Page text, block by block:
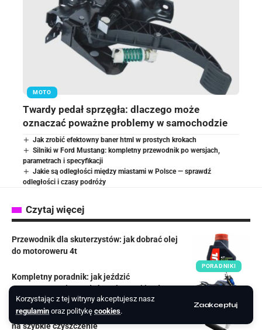
Korzystając z tej witryny akceptujesz nasz
regulamin oraz politykę cookies.
Zaakceptuj
MOTO
Twardy pedał sprzęgła: dlaczego może
oznaczać poważne problemy w samochodzie
Jak zrobić efektowny baner html w prostych krokach
Silniki w Ford Mustang: kompletny przewodnik po wersjach,
parametrach i specyfikacji
Jakie są odległości między miastami w Polsce — sprawdź
odległości i czasy podróży
Czytaj więcej
PORADNIKI
Przewodnik dla skuterzystów: jak dobrać olej
do motoroweru 4t
PORADNIKI
Kompletny poradnik: jak jeździć
motorowerem i zasady bezpiecznej jazdy
Jak wyczyścić port USB-C: praktyczne porady
na szybkie czyszczenie